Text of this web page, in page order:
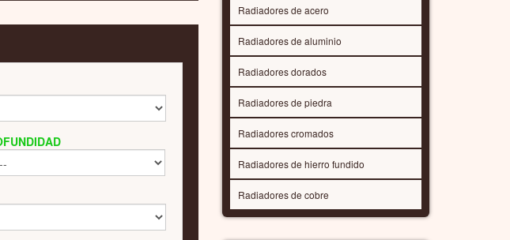
Radiadores de acero
Radiadores de aluminio
Radiadores dorados
Radiadores de piedra
Radiadores cromados
Radiadores de hierro fundido
Radiadores de cobre